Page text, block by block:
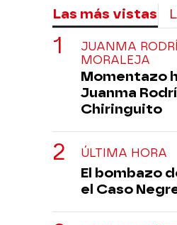
Las más vistas
JUANMA
MORALEJA
Momentazo
Juanma
Chiringuito
ÚLTIMA HORA
El bombazo
el Caso